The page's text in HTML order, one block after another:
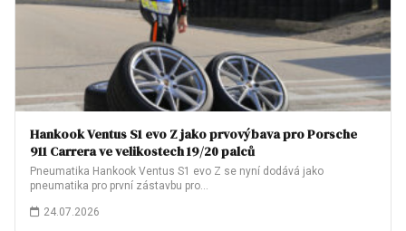
Hankook Ventus S1 evo Z jako prvovýbava pro Porsche
911 Carrera ve velikostech 19/20 palců
Pneumatika Hankook Ventus S1 evo Z se nyní dodává jako
pneumatika pro první zástavbu pro…
24.07.2026